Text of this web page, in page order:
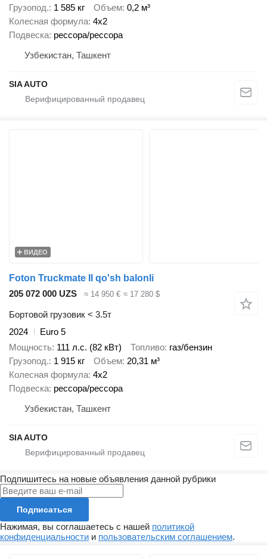
Грузопод. 1 585 кг Объем 0,2 м³
Колесная формула 4x2
Подвеска рессора/рессора
Узбекистан, Ташкент
SIA AUTO
ВИДЕО
Foton Truckmate II qo'sh balonli
205 072 000 UZS
≈ 14 950 € ≈ 17 280 $
Бортовой грузовик < 3.5т
2024
Euro 5
Мощность 111 л.с. (82 кВт) Топливо газ/бензин
Грузопод. 1 915 кг Объем 20,31 м³
Колесная формула 4x2
Подвеска рессора/рессора
Узбекистан, Ташкент
SIA AUTO
Подпишитесь на новые объявления данной рубрики
Подписаться
Нажимая, вы соглашаетесь с нашей политикой
конфиденциальности и пользовательским соглашением.